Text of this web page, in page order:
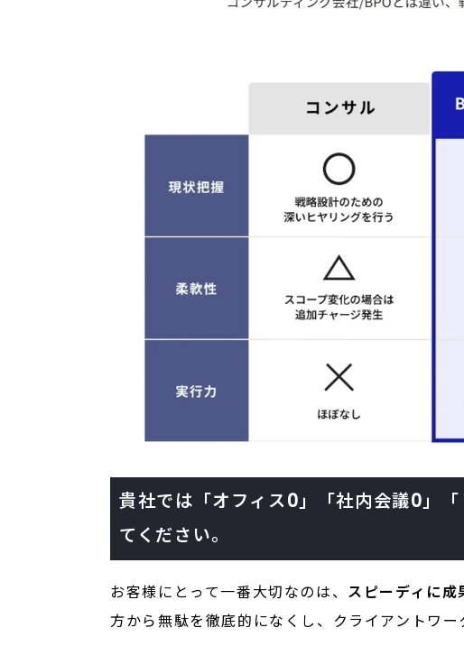
貴社では「オフィス0」「社内会議0」
てください。
お客様にとって一番大切なのは、 スピーディに
方から無駄を徹底的になくし、クライアントワー